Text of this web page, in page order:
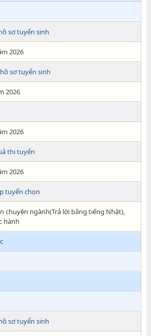
sơ tuyển sinh
2026
sơ tuyển sinh
2026
2026
thi tuyển
2026
tuyển chọn
chuyên ngành(Trả lời bằng tiếng Nhật),
hành
sơ tuyển sinh